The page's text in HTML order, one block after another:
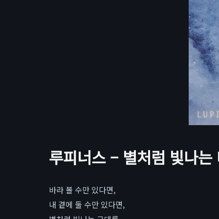
루피너스 – 별처럼 빛나는
바라 볼 수만 있다면,
내 곁에 둘 수만 있다면,